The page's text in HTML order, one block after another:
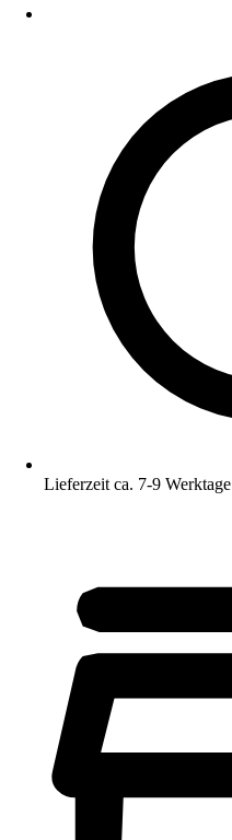
Lieferzeit ca. 7-9 Werktage